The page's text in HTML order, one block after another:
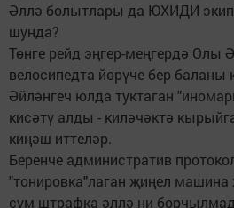
Әллә болытлары да ЮХИДИ
шунда?
Төнге рейд эңгер-меңгердә Олы
велосипедта йөрүче бер
Әйләнгеч юлда туктаган
кисәтү алды - киләчәктә
киңәш иттеләр.
Беренче административ
"тонировка"лаган җиңел
сум штрафка әллә ни